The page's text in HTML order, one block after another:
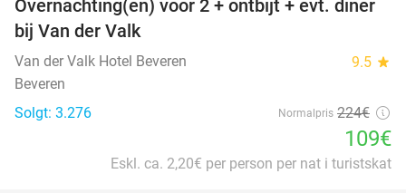
51%
Overnachting(en) voor 2 + ontbijt + evt. diner
bij Van der Valk
Van der Valk Hotel Beveren 9.5 star
Beveren
Solgt: 3.276
Normalpris 224€
109€
Eskl. ca. 2,20€ per person per nat i turistskat